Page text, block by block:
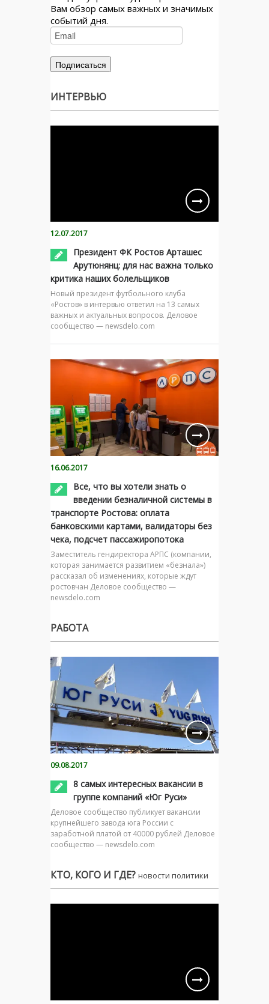
Вам обзор самых важных и значимых
событий дня.
ИНТЕРВЬЮ
12.07.2017
Президент ФК Ростов Арташес
Арутюнянц: для нас важна только
критика наших болельщиков
Новый президент футбольного клуба
«Ростов» в интервью ответил на 13 самых
важных и актуальных вопросов. Деловое
сообщество — newsdelo.com
16.06.2017
Все, что вы хотели знать о
введении безналичной системы в
транспорте Ростова: оплата
банковскими картами, валидаторы без
чека, подсчет пассажиропотока
Заместитель гендиректора АРПС (компании,
которая занимается развитием «безнала»)
рассказал об изменениях, которые ждут
ростовчан Деловое сообщество —
newsdelo.com
РАБОТА
09.08.2017
8 самых интересных вакансии в
группе компаний «Юг Руси»
Деловое сообщество публикует вакансии
крупнейшего завода юга России с
заработной платой от 40000 рублей Деловое
сообщество — newsdelo.com
КТО, КОГО И ГДЕ? новости политики